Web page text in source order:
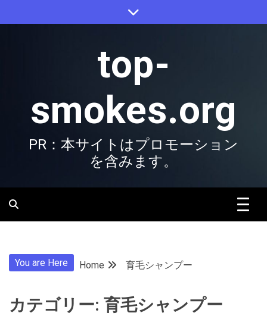
to
top-
smokes.org
PR：本サイトはプロモーション
を含みます。
You are Here Home 育毛シャンプー
カテゴリー: 育毛シャンプー